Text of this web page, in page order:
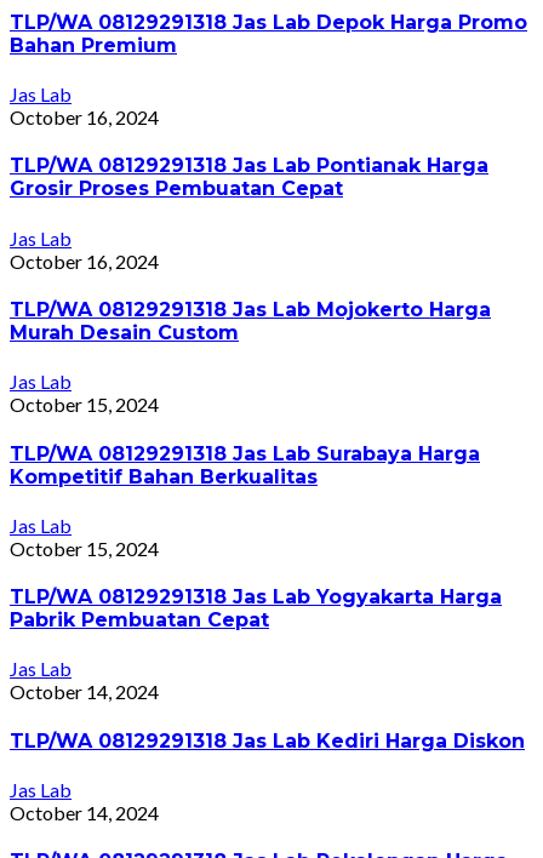
TLP/WA 08129291318 Jas Lab Depok Harga Promo
Bahan Premium
Jas Lab
October 16, 2024
TLP/WA 08129291318 Jas Lab Pontianak Harga
Grosir Proses Pembuatan Cepat
Jas Lab
October 16, 2024
TLP/WA 08129291318 Jas Lab Mojokerto Harga
Murah Desain Custom
Jas Lab
October 15, 2024
TLP/WA 08129291318 Jas Lab Surabaya Harga
Kompetitif Bahan Berkualitas
Jas Lab
October 15, 2024
TLP/WA 08129291318 Jas Lab Yogyakarta Harga
Pabrik Pembuatan Cepat
Jas Lab
October 14, 2024
TLP/WA 08129291318 Jas Lab Kediri Harga Diskon
Jas Lab
October 14, 2024